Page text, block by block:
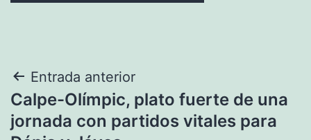
Navegación
de
Entrada anterior
Calpe-Olímpic, plato fuerte de una
jornada con partidos vitales para